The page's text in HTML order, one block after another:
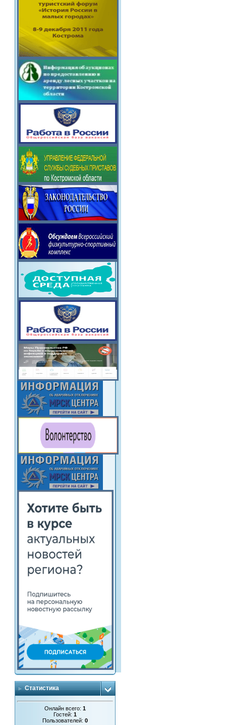
Статистика
Онлайн всего:1
Гостей:1
Пользователей:0